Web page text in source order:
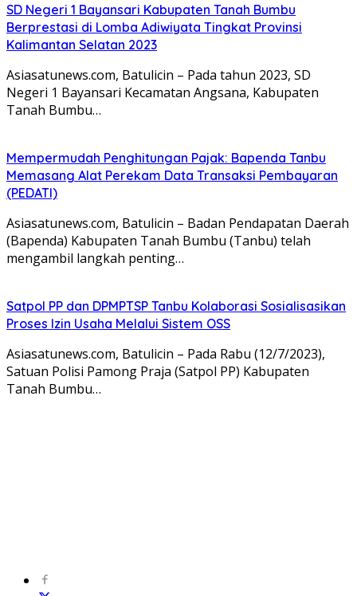
SD Negeri 1 Bayansari Kabupaten Tanah Bumbu
Berprestasi di Lomba Adiwiyata Tingkat Provinsi
Kalimantan Selatan 2023
Asiasatunews.com, Batulicin – Pada tahun 2023, SD
Negeri 1 Bayansari Kecamatan Angsana, Kabupaten
Tanah Bumbu…
Mempermudah Penghitungan Pajak: Bapenda Tanbu
Memasang Alat Perekam Data Transaksi Pembayaran
(PEDATI)
Asiasatunews.com, Batulicin – Badan Pendapatan Daerah
(Bapenda) Kabupaten Tanah Bumbu (Tanbu) telah
mengambil langkah penting…
Satpol PP dan DPMPTSP Tanbu Kolaborasi Sosialisasikan
Proses Izin Usaha Melalui Sistem OSS
Asiasatunews.com, Batulicin – Pada Rabu (12/7/2023),
Satuan Polisi Pamong Praja (Satpol PP) Kabupaten
Tanah Bumbu…